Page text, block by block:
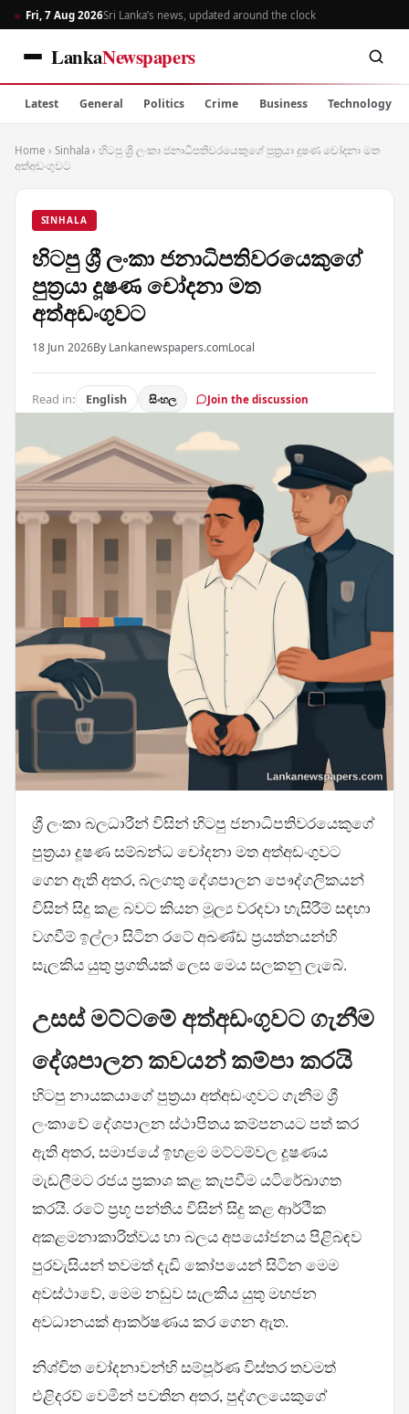
Fri, 7 Aug 2026Sri Lanka’s news, updated around the clock
LankaNewspapers
Latest General Politics Crime Business Technology
Home › Sinhala › හිටපු ශ්‍රී ලංකා ජනාධිපතිවරයෙකුගේ පුත්‍රයා දූෂණ චෝදනා මත
අත්අඩංගුවට
SINHALA
හිටපු ශ්‍රී ලංකා ජනාධිපතිවරයෙකුගේ
පුත්‍රයා දූෂණ චෝදනා මත
අත්අඩංගුවට
18 Jun 2026By Lankanewspapers.comLocal
Read in: English සිංහල Join the discussion
ශ්‍රී ලංකා බලධාරීන් විසින් හිටපු ජනාධිපතිවරයෙකුගේ
පුත්‍රයා දූෂණ සම්බන්ධ චෝදනා මත අත්අඩංගුවට
ගෙන ඇති අතර, බලගතු දේශපාලන පෞද්ගලිකයන්
විසින් සිදු කළ බවට කියන මූල්‍ය වරදවා හැසිරීම් සඳහා
වගවීම් ඉල්ලා සිටින රටේ අඛණ්ඩ ප්‍රයත්නයන්හි
සැලකිය යුතු ප්‍රගතියක් ලෙස මෙය සලකනු ලැබේ.
උසස් මට්ටමේ අත්අඩංගුවට ගැනීම
දේශපාලන කවයන් කම්පා කරයි
හිටපු නායකයාගේ පුත්‍රයා අත්අඩංගුවට ගැනීම ශ්‍රී
ලංකාවේ දේශපාලන ස්ථාපිතය කම්පනයට පත් කර
ඇති අතර, සමාජයේ ඉහළම මට්ටම්වල දූෂණය
මැඩලීමට රජය ප්‍රකාශ කළ කැපවීම යටිරේඛාගත
කරයි. රටේ ප්‍රභූ පන්තිය විසින් සිදු කළ ආර්ථික
අකළමනාකාරිත්වය හා බලය අපයෝජනය පිළිබඳව
පුරවැසියන් තවමත් දැඩි කෝපයෙන් සිටින මෙම
අවස්ථාවේ, මෙම නඩුව සැලකිය යුතු මහජන
අවධානයක් ආකර්ෂණය කර ගෙන ඇත.
නිශ්චිත චෝදනාවන්හි සම්පූර්ණ විස්තර තවමත්
එළිදරව් වෙමින් පවතින අතර, පුද්ගලයෙකුගේ